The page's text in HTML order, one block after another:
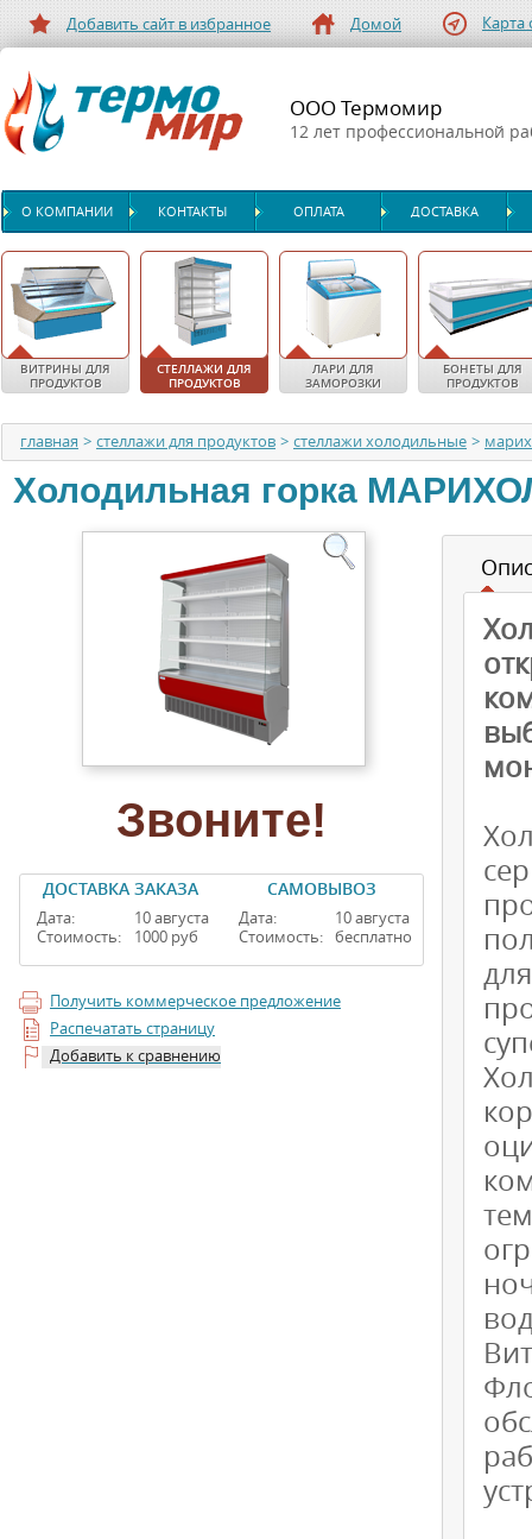
Добавить сайт в избранное Домой Карта
ООО Термомир
12 лет профессиональной
О КОМПАНИИ КОНТАКТЫ ОПЛАТА ДОСТАВКА
ВИТРИНЫ ДЛЯ
ПРОДУКТОВ
СТЕЛЛАЖИ ДЛЯ
ПРОДУКТОВ
ЛАРИ ДЛЯ
ЗАМОРОЗКИ
БОНЕТЫ ДЛЯ
ПРОДУКТОВ
главная > стеллажи для продуктов > стеллажи холодильные >
Холодильная горка
Звоните!
ДОСТАВКА ЗАКАЗА
Дата:
Стоимость:
10 августа
1000 руб
САМОВЫВОЗ
Дата:
Стоимость:
10 августа
бесплатно
Получить коммерческое предложение
Распечатать страницу
Добавить к сравнению